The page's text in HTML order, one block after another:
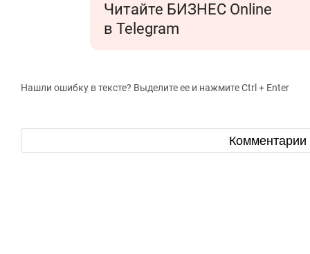
Читайте БИЗНЕС Online
в Telegram
Нашли ошибку в тексте? Выделите ее и нажмите Ctrl + Enter
Комментарии